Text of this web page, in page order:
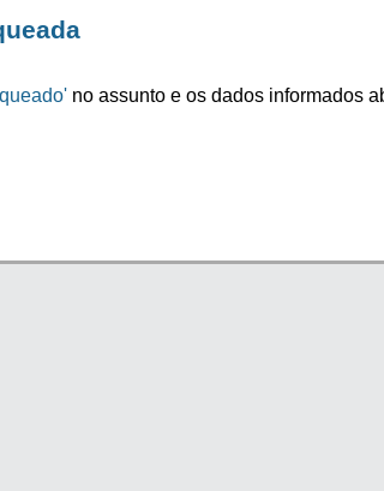
no assunto e os dados informados